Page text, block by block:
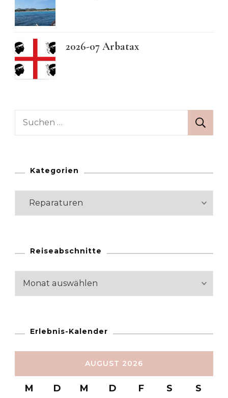
2026-07 Arbatax
Suchen
Kategorien
Kategorien
Reiseabschnitte
Reiseabschnitte
Erlebnis-Kalender
AUGUST 2026
M D M D F S S